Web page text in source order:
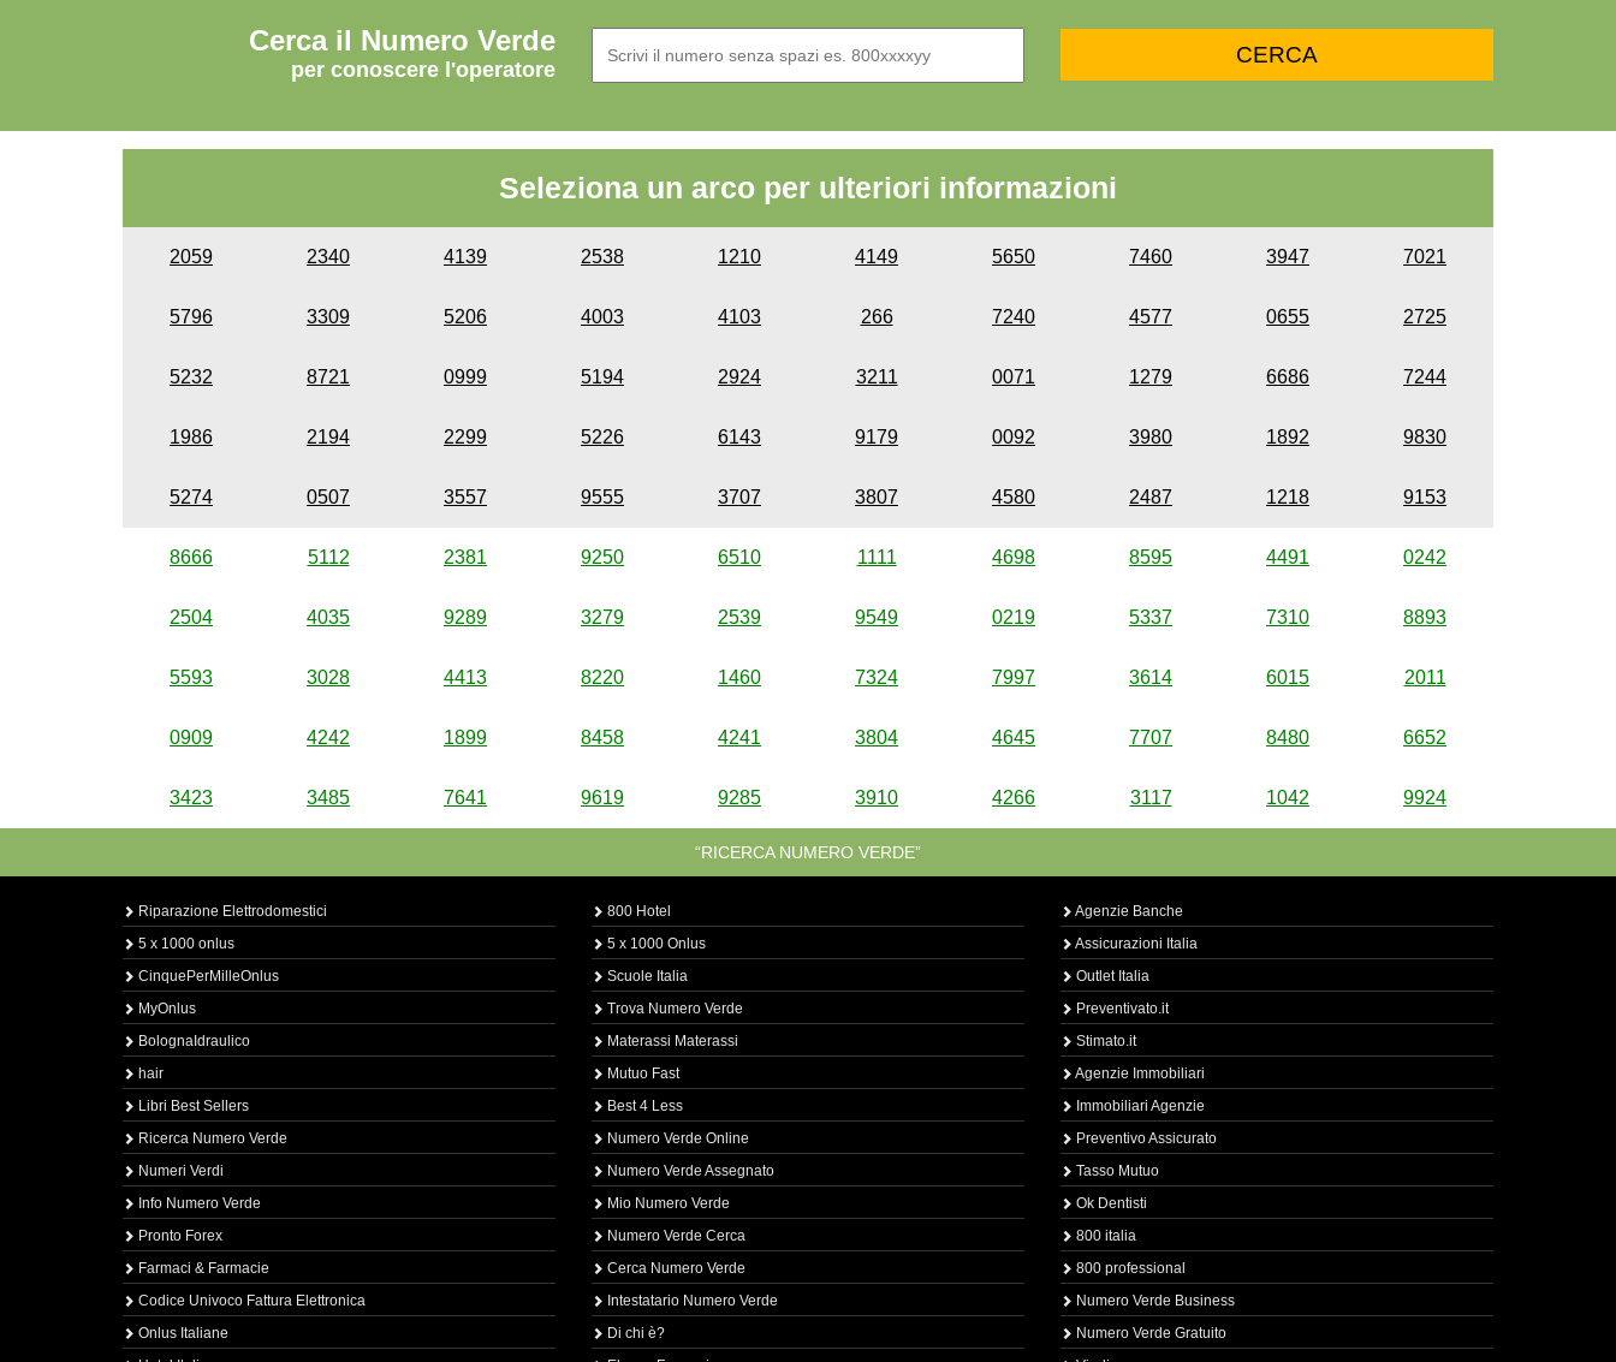
Cerca il Numero Verde
per conoscere l'operatore
Seleziona un arco per ulteriori informazioni
2059 2340 4139 2538 1210 4149 5650 7460 3947 7021
5796 3309 5206 4003 4103 266 7240 4577 0655 2725
5232 8721 0999 5194 2924 3211 0071 1279 6686 7244
1986 2194 2299 5226 6143 9179 0092 3980 1892 9830
5274 0507 3557 9555 3707 3807 4580 2487 1218 9153
8666 5112 2381 9250 6510 1111 4698 8595 4491 0242
2504 4035 9289 3279 2539 9549 0219 5337 7310 8893
5593 3028 4413 8220 1460 7324 7997 3614 6015 2011
0909 4242 1899 8458 4241 3804 4645 7707 8480 6652
3423 3485 7641 9619 9285 3910 4266 3117 1042 9924
“RICERCA NUMERO VERDE”
Riparazione Elettrodomestici
5 x 1000 onlus
CinquePerMilleOnlus
MyOnlus
BolognaIdraulico
hair
Libri Best Sellers
Ricerca Numero Verde
Numeri Verdi
Info Numero Verde
Pronto Forex
Farmaci & Farmacie
Codice Univoco Fattura Elettronica
Onlus Italiane
800 Hotel
5 x 1000 Onlus
Scuole Italia
Trova Numero Verde
Materassi Materassi
Mutuo Fast
Best 4 Less
Numero Verde Online
Numero Verde Assegnato
Mio Numero Verde
Numero Verde Cerca
Cerca Numero Verde
Intestatario Numero Verde
Di chi è?
Agenzie Banche
Assicurazioni Italia
Outlet Italia
Preventivato.it
Stimato.it
Agenzie Immobiliari
Immobiliari Agenzie
Preventivo Assicurato
Tasso Mutuo
Ok Dentisti
800 italia
800 professional
Numero Verde Business
Numero Verde Gratuito